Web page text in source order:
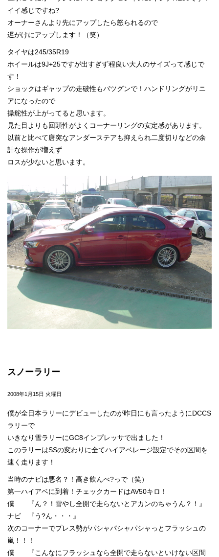
イイ感じですね?
オーナーさんより先にアップしたら怒られるので
遅がけにアップします！（笑）
タイヤは245/35R19
ホイールは9J+25ですが出すぎず程良い大人のサイズって感じで
す！
ショックはギャップの走破性もバツグンで！ハンドリングがリニ
アになったので
操舵性が上がってると思います。
見た目よりも回頭性がよくコーナーリングの安定感があります。
以前と比べて唐突なアンダーステアも抑えられ二度切りなどの余
計な操作が増えず
ロスが少ないと思います。
スノーラリー
2008年1月15日 火曜日
僕が全日本ラリーにデビューしたのが昨日にも言ったようにDCCS
ラリーで
いきなり雪ラリーにGC8インプレッサで出ました！
このラリーはSSの変わりに全てハイアベレージ設定でその区間を
速く走ります！
当時のナビは悪名？！高き飲んべ?っで（笑）
第一ハイアベに到着！チェックカードはAV50キロ！
僕 『ん？！雪やし全開で走らないとアカンのちゃうん？！』
ナビ 『う?ん・・・』
次のコーナーでプレス勢がパシャパシャパシャっとフラッシュの
嵐！！！
僕 『こんなにフラッシュなら全開で走らないといけない区間